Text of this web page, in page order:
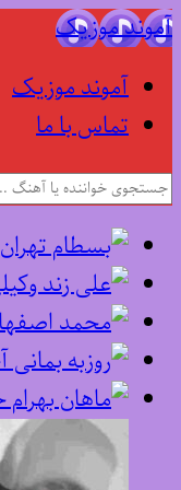
آموند موزیک
آموند موزیک
تماس با ما